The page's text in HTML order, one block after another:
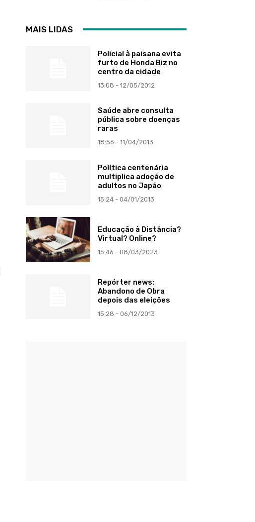
MAIS LIDAS
Policial à paisana evita
furto de Honda Biz no
centro da cidade
13:08 - 12/05/2012
Saúde abre consulta
pública sobre doenças
raras
18:56 - 11/04/2013
Política centenária
multiplica adoção de
adultos no Japão
15:24 - 04/01/2013
Educação à Distância?
Virtual? Online?
15:46 - 08/03/2023
Repórter news:
Abandono de Obra
depois das eleições
15:28 - 06/12/2013